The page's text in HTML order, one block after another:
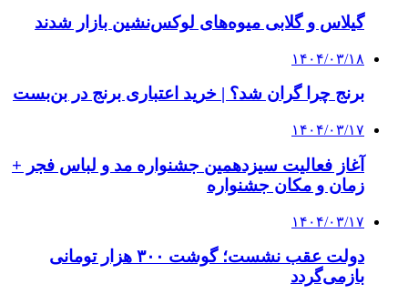
گیلاس و گلابی میوه‌های لوکس‌نشین بازار شدند
۱۴۰۴/۰۳/۱۸
برنج چرا گران شد؟ | خرید اعتباری برنج در بن‌بست
۱۴۰۴/۰۳/۱۷
آغاز فعالیت سیزدهمین جشنواره مد و لباس فجر +
زمان و مکان جشنواره
۱۴۰۴/۰۳/۱۷
دولت عقب نشست؛ گوشت ۳۰۰ هزار تومانی
بازمی‌گردد